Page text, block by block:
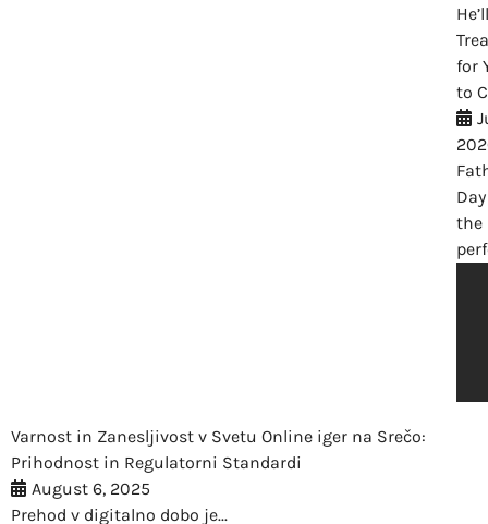
He’ll
for
to
the
Varnost in Zanesljivost v Svetu Online iger na Srečo:
Prihodnost in Regulatorni Standardi
August 6, 2025
Prehod v digitalno dobo je...